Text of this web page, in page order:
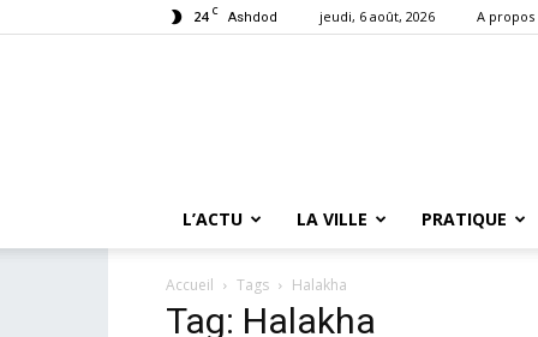
24 C Ashdod jeudi, 6 août, 2026 A propos
L’ACTU LA VILLE PRATIQUE
Accueil Tags Halakha
Tag: Halakha